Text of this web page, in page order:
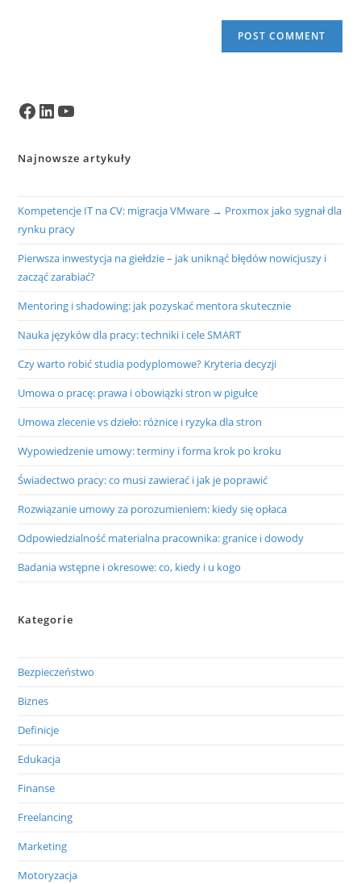
Facebook
LinkedInYouTube
Najnowsze artykuły
Kompetencje IT na CV: migracja VMware → Proxmox jako sygnał dla
rynku pracy
Pierwsza inwestycja na giełdzie – jak uniknąć błędów nowicjuszy i
zacząć zarabiać?
Mentoring i shadowing: jak pozyskać mentora skutecznie
Nauka języków dla pracy: techniki i cele SMART
Czy warto robić studia podyplomowe? Kryteria decyzji
Umowa o pracę: prawa i obowiązki stron w pigułce
Umowa zlecenie vs dzieło: różnice i ryzyka dla stron
Wypowiedzenie umowy: terminy i forma krok po kroku
Świadectwo pracy: co musi zawierać i jak je poprawić
Rozwiązanie umowy za porozumieniem: kiedy się opłaca
Odpowiedzialność materialna pracownika: granice i dowody
Badania wstępne i okresowe: co, kiedy i u kogo
Kategorie
Bezpieczeństwo
Biznes
Definicje
Edukacja
Finanse
Freelancing
Marketing
Motoryzacja